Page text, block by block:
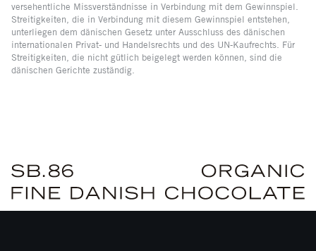
versehentliche Missverständnisse in Verbindung mit dem Gewinnspiel.
Streitigkeiten, die in Verbindung mit diesem Gewinnspiel entstehen,
unterliegen dem dänischen Gesetz unter Ausschluss des dänischen
internationalen Privat- und Handelsrechts und des UN-Kaufrechts. Für
Streitigkeiten, die nicht gütlich beigelegt werden können, sind die
dänischen Gerichte zuständig.